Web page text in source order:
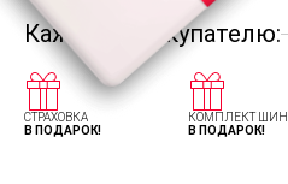
Каждому покупателю:
СТРАХОВКА
В ПОДАРОК!
КОМПЛЕКТ ШИН
В ПОДАРОК!